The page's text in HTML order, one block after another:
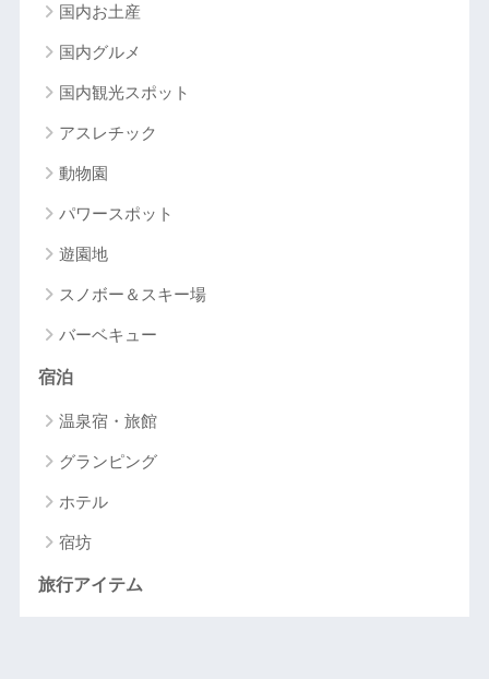
国内お土産
国内グルメ
国内観光スポット
アスレチック
動物園
パワースポット
遊園地
スノボー＆スキー場
バーベキュー
宿泊
温泉宿・旅館
グランピング
ホテル
宿坊
旅行アイテム